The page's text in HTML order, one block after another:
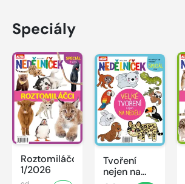
Speciály
Roztomiláčci
1/2026
Tvoření
nejen na